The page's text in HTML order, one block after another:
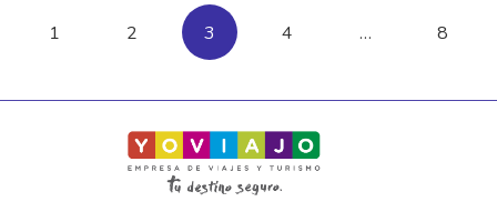
1 2 3 4 … 8